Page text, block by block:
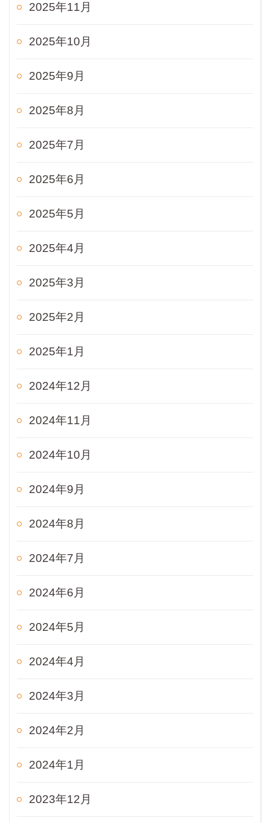
2025年11月
2025年10月
2025年9月
2025年8月
2025年7月
2025年6月
2025年5月
2025年4月
2025年3月
2025年2月
2025年1月
2024年12月
2024年11月
2024年10月
2024年9月
2024年8月
2024年7月
2024年6月
2024年5月
2024年4月
2024年3月
2024年2月
2024年1月
2023年12月